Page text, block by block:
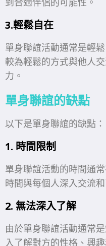
3.輕鬆自在
單身聯誼活動通常是輕
較為輕鬆的方式與他人
力。
單身聯誼的缺點
以下是單身聯誼的缺點：
1. 時間限制
單身聯誼活動的時間通
時間與每個人深入交流和
2. 無法深入了解
由於單身聯誼活動通常
入了解對方的性格、興